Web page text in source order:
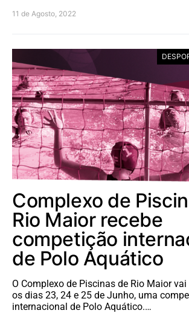
11 de Agosto, 2022
Complexo de
Rio Maior recebe
competição
de Polo Aquático
O Complexo de Piscinas de Rio Maior vai
os dias 23, 24 e 25 de Junho, uma
internacional de Polo Aquático.…